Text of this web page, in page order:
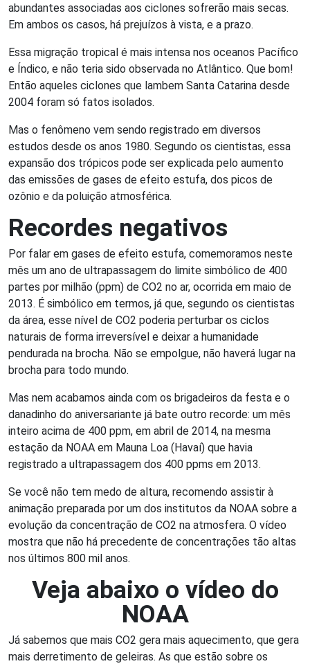
abundantes associadas aos ciclones sofrerão mais secas.
Em ambos os casos, há prejuízos à vista, e a prazo.
Essa migração tropical é mais intensa nos oceanos Pacífico
e Índico, e não teria sido observada no Atlântico. Que bom!
Então aqueles ciclones que lambem Santa Catarina desde
2004 foram só fatos isolados.
Mas o fenômeno vem sendo registrado em diversos
estudos desde os anos 1980. Segundo os cientistas, essa
expansão dos trópicos pode ser explicada pelo aumento
das emissões de gases de efeito estufa, dos picos de
ozônio e da poluição atmosférica.
Recordes negativos
Por falar em gases de efeito estufa, comemoramos neste
mês um ano de ultrapassagem do limite simbólico de 400
partes por milhão (ppm) de CO2 no ar, ocorrida em maio de
2013. É simbólico em termos, já que, segundo os cientistas
da área, esse nível de CO2 poderia perturbar os ciclos
naturais de forma irreversível e deixar a humanidade
pendurada na brocha. Não se empolgue, não haverá lugar na
brocha para todo mundo.
Mas nem acabamos ainda com os brigadeiros da festa e o
danadinho do aniversariante já bate outro recorde: um mês
inteiro acima de 400 ppm, em abril de 2014, na mesma
estação da NOAA em Mauna Loa (Havaí) que havia
registrado a ultrapassagem dos 400 ppms em 2013.
Se você não tem medo de altura, recomendo assistir à
animação preparada por um dos institutos da NOAA sobre a
evolução da concentração de CO2 na atmosfera. O vídeo
mostra que não há precedente de concentrações tão altas
nos últimos 800 mil anos.
Veja abaixo o vídeo do
NOAA
Já sabemos que mais CO2 gera mais aquecimento, que gera
mais derretimento de geleiras. As que estão sobre os